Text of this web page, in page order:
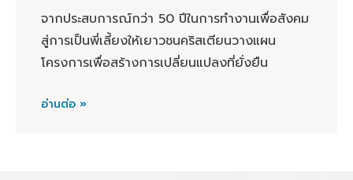
จากประสบการณ์กว่า 50 ปีในการทำงานเพื่อสังคม
สู่การเป็นพี่เลี้ยงให้เยาวชนคริสเตียนวางแผน
โครงการเพื่อสร้างการเปลี่ยนแปลงที่ยั่งยืน
อ่านต่อ »